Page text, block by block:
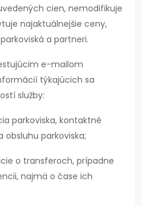
cien, nemodifikuje
najaktuálnejšie ceny,
a partneri.
e-mailom
týkajúcich sa
služby:
parkoviska, kontaktné
obsluhu parkoviska;
o transferoch, prípadne
najmä o čase ich